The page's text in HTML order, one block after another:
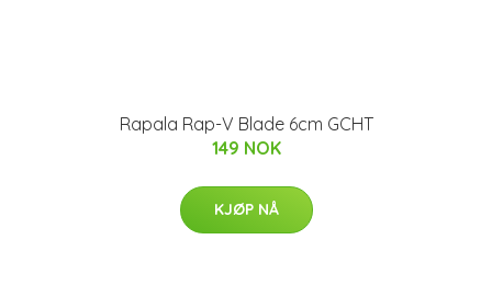
Rapala Rap-V Blade 6cm GCHT
149 NOK
KJØP NÅ